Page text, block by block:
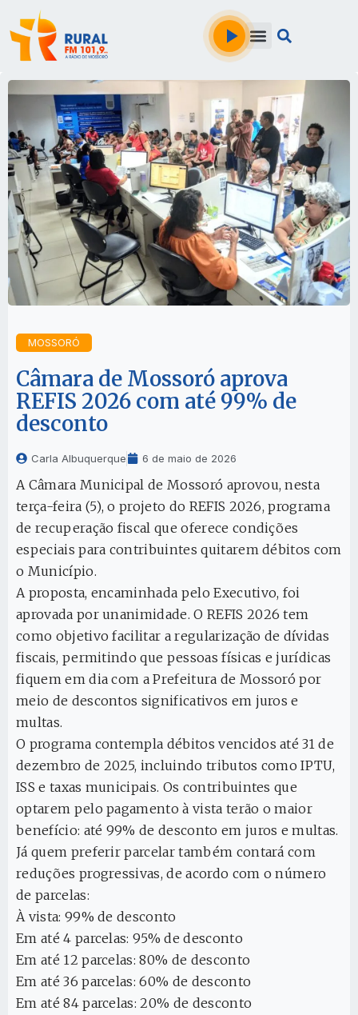
MOSSORÓ
Câmara de Mossoró aprova
REFIS 2026 com até 99% de
desconto
Carla Albuquerque 6 de maio de 2026
A Câmara Municipal de Mossoró aprovou, nesta
terça-feira (5), o projeto do REFIS 2026, programa
de recuperação fiscal que oferece condições
especiais para contribuintes quitarem débitos com
o Município.
A proposta, encaminhada pelo Executivo, foi
aprovada por unanimidade. O REFIS 2026 tem
como objetivo facilitar a regularização de dívidas
fiscais, permitindo que pessoas físicas e jurídicas
fiquem em dia com a Prefeitura de Mossoró por
meio de descontos significativos em juros e
multas.
O programa contempla débitos vencidos até 31 de
dezembro de 2025, incluindo tributos como IPTU,
ISS e taxas municipais. Os contribuintes que
optarem pelo pagamento à vista terão o maior
benefício: até 99% de desconto em juros e multas.
Já quem preferir parcelar também contará com
reduções progressivas, de acordo com o número
de parcelas:
À vista: 99% de desconto
Em até 4 parcelas: 95% de desconto
Em até 12 parcelas: 80% de desconto
Em até 36 parcelas: 60% de desconto
Em até 84 parcelas: 20% de desconto